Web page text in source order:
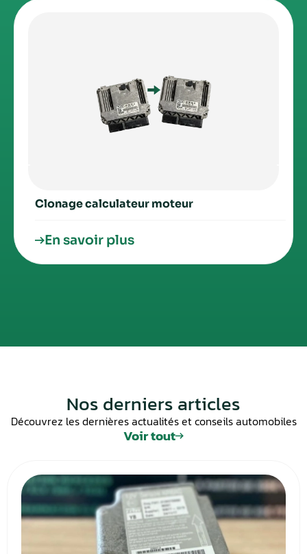
Clonage calculateur moteur
En savoir plus
Nos derniers articles
Découvrez les dernières actualités et conseils automobiles
Voir tout